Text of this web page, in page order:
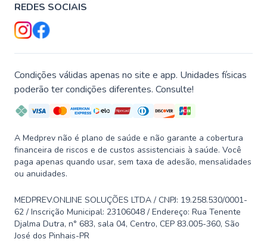
REDES SOCIAIS
Condições válidas apenas no site e app. Unidades físicas
poderão ter condições diferentes. Consulte!
A Medprev não é plano de saúde e não garante a cobertura
financeira de riscos e de custos assistenciais à saúde. Você
paga apenas quando usar, sem taxa de adesão, mensalidades
ou anuidades.
MEDPREV.ONLINE SOLUÇÕES LTDA / CNPJ: 19.258.530/0001-
62 / Inscrição Municipal: 23106048 / Endereço: Rua Tenente
Djalma Dutra, n° 683, sala 04, Centro, CEP 83.005-360, São
José dos Pinhais-PR